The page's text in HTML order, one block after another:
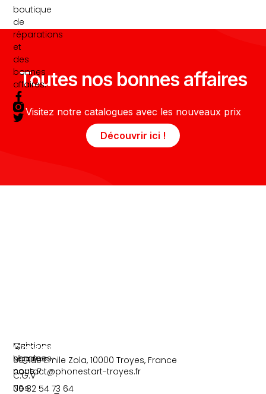
ECRAN
COMPLET
GALAXY
S20
-
G988F
Toutes nos bonnes affaires
Visitez notre catalogues avec les nouveaux prix
Découvrir ici !
boutique
de
réparations
et
des
bonnes
affaires.
F
a
c
T
w
i
Mentions
Légales
C.G.V
Qui
sommes-
nous ?
Nos
Contact
60 Rue Emile Zola, 10000 Troyes, France
contact@phonestart-troyes.fr
09 82 54 73 64